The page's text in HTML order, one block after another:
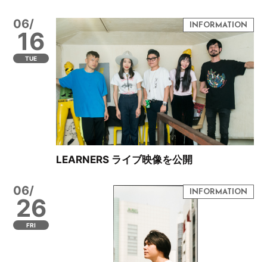
06/
16
TUE
LEARNERS ライブ映像を公開
06/
26
FRI